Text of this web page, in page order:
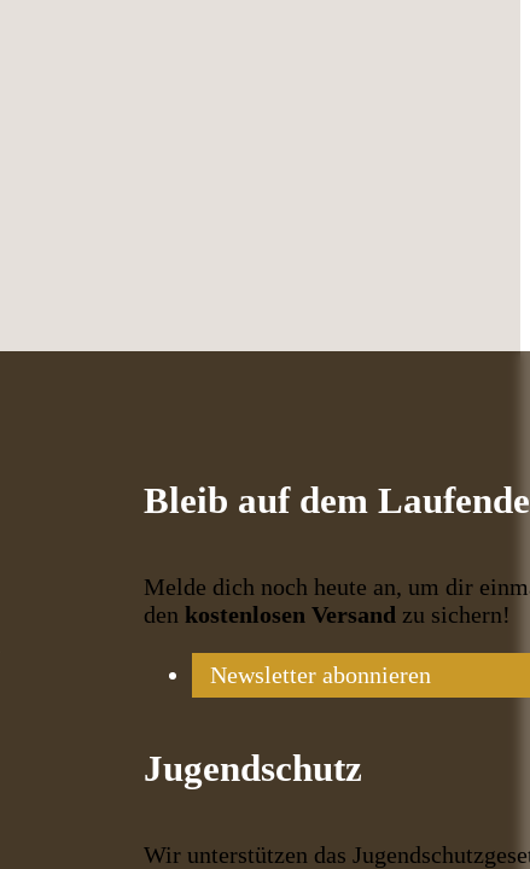
Bleib auf dem
Melde dich noch heute an, um dir
denkostenlosen Versand zu sichern!
Newsletter abonnieren
Jugendschutz
Wir unterstützen das